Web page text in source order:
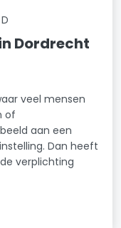
Dordrecht
veel mensen
of
aan een
Dan heeft
verplichting